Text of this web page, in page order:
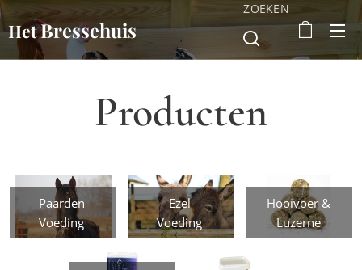
HetBressehuis
ZOEKEN
Producten
Paarden
Voeding
Ezel
Voeding
Hooivoer &
Luzerne